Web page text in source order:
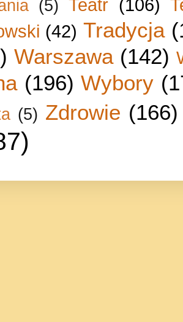
(5) Teatr (106)
(42) Tradycja
Warszawa (142)
(196) Wybory
(5) Zdrowie (166)